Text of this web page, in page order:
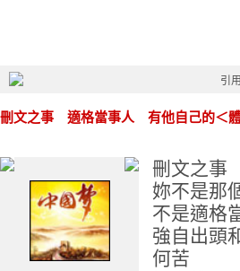
引
刪文之事 適格當事人 有他自己的＜
刪文之事
妳不是那
不是適格
強自出頭
何苦